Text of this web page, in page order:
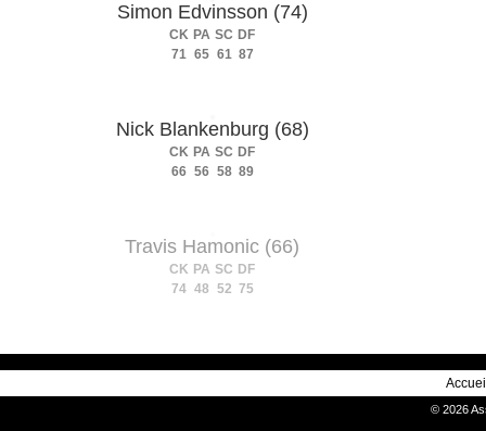
Simon Edvinsson (74)
CK PA SC DF
71 65 61 87
Nick Blankenburg (68)
CK PA SC DF
66 56 58 89
Travis Hamonic (66)
CK PA SC DF
74 48 52 75
© 2026